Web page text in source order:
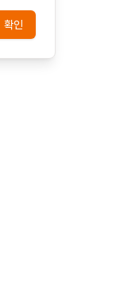
확인